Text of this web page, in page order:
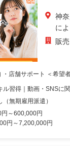
神
によ
販
・店舗サポート ＜希望
ル習得｜動画・SNSに
無期雇用派遣）
～600,000円
円～7,200,000円